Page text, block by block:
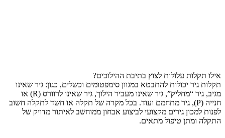
אילו תקלות עלולות לצוץ בתיבת ההילוכים?
תקלות גיר יכולות להתבטא במגוון סימפטומים וכשלים, כגון: גיר שאינו
מגיב, גיר “מחליק”, גיר שאינו מעביר הילוך, גיר שאינו לרוורס (R) או
חנייה (P), גיר מתחמם ועוד. בכל מקרה של תקלה או חשד לתקלה חשוב
לפנות למכון גירים מקצועי לביצוע אבחון ממוחשב לאיתור מדויק של
התקלה ומתן טיפול מתאים.